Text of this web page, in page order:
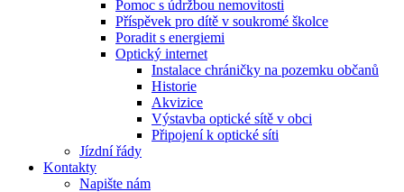
Pomoc s údržbou nemovitosti
Příspěvek pro dítě v soukromé školce
Poradit s energiemi
Optický internet
Instalace chráničky na pozemku občanů
Historie
Akvizice
Výstavba optické sítě v obci
Připojení k optické síti
Jízdní řády
Kontakty
Napište nám